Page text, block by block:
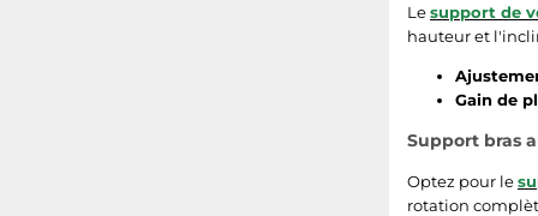
Lesupport de
hauteur et
Gain de
Support bras
Optez pour le
rotation